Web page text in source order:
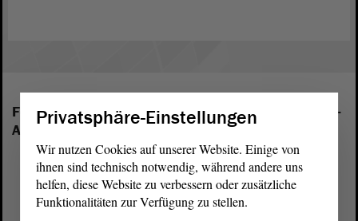
Folgende Fraktionen sind im Landtag von Sachsen-
Anhalt vertreten:
Privatsphäre-Einstellungen
Wir nutzen Cookies auf unserer Website. Einige von
ihnen sind technisch notwendig, während andere uns
helfen, diese Website zu verbessern oder zusätzliche
Funktionalitäten zur Verfügung zu stellen.